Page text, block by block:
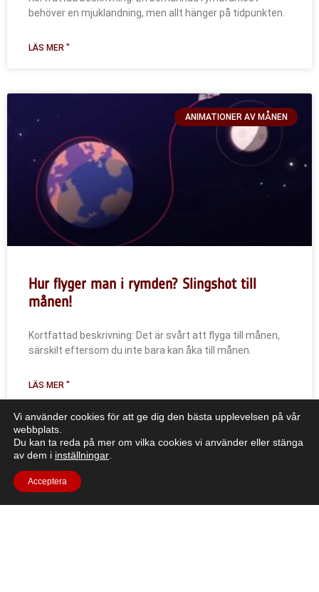
behöver en mjuklandning, men allt hänger på tidpunkten.
LÄS MER "
ANIMATIONER AV MÅNEN
Hur flyger man i rymden? Slingshot till
månen!
Kortfattad beskrivning: Det är svårt att flyga till månen,
särskilt eftersom du inte bara kan åka till månen.
LÄS MER "
Vi använder cookies för att ge dig den bästa upplevelsen på vår
webbplats.
Du kan ta reda på mer om vilka cookies vi använder eller stänga
av dem i inställningar
Acceptera